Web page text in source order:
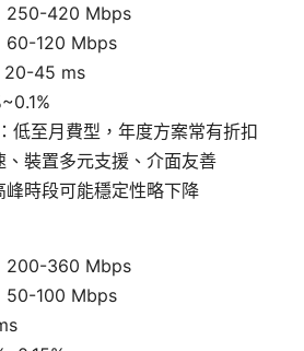
250-420 Mbps
60-120 Mbps
20-45 ms
低至月費型，年度方案常有折扣
、裝置多元支援、介面友善
峰時段可能穩定性略下降
200-360 Mbps
50-100 Mbps